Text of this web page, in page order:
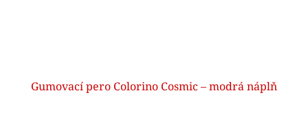
Gumovací pero Colorino Cosmic – modrá náplň